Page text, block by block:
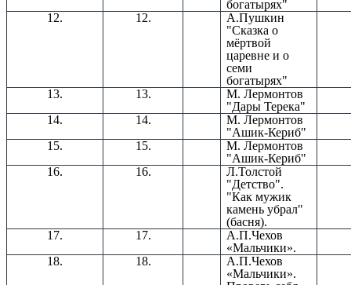
богатырях"
12.
12.
А.Пушкин
"Сказка о
мёртвой
царевне и о
семи
богатырях"
13.
13.
М. Лермонтов
"Дары Терека"
14.
14.
М. Лермонтов
"Ашик-Кериб"
15.
15.
М. Лермонтов
"Ашик-Кериб"
16.
16.
Л.Толстой
"Детство".
"Как мужик
камень убрал"
(басня).
17.
17.
А.П.Чехов
«Мальчики».
18.
18.
А.П.Чехов
«Мальчики».